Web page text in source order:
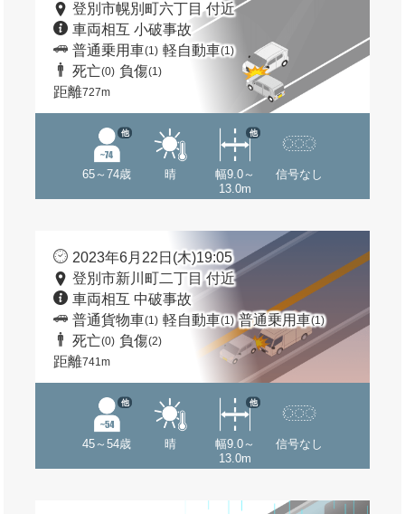
登別市幌別町六丁目 付近
車両相互 小破事故
普通乗用車(1) 軽自動車(1)
死亡(0) 負傷(1)
距離727m
65～74歳
他
晴
幅9.0～
13.0m
他
信号なし
2023年6月22日(木)19:05
登別市新川町二丁目 付近
車両相互 中破事故
普通貨物車(1) 軽自動車(1) 普通乗用車(1)
死亡(0) 負傷(2)
距離741m
45～54歳
他
晴
幅9.0～
13.0m
他
信号なし